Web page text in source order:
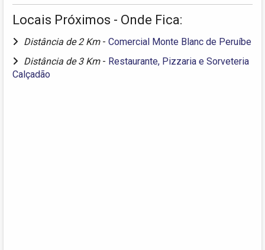
Locais Próximos - Onde Fica:
Distância de 2 Km - Comercial Monte Blanc de Peruíbe
Distância de 3 Km - Restaurante, Pizzaria e Sorveteria
Calçadão